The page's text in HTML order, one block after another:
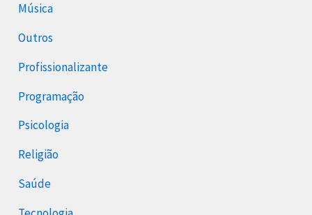
Música
Outros
Profissionalizante
Programação
Psicologia
Religião
Saúde